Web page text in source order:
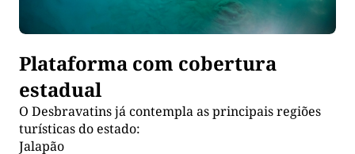
Plataforma com cobertura
estadual
O Desbravatins já contempla as principais regiões
turísticas do estado:
Jalapão